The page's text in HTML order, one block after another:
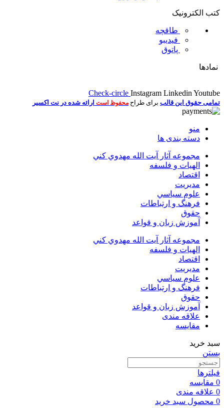
کتب الکترونیک
طاقچه
فیدیبو
پاتوق
نمادها
Check-circle Instagram Linkedin Youtube
تمامی حقوق این قالب برای طراح محفوظ است ارائه شده در نت اکسیر
منو
دسته بندی ها
مجموعه آثار آيت الله مهدوي كني
الهیات و فلسفه
اقتصاد
مديريت
علوم سياسي
فرهنگ و ارتباطات
حقوق
آموزش زبان و قواعد
مجموعه آثار آيت الله مهدوي كني
الهیات و فلسفه
اقتصاد
مديريت
علوم سياسي
فرهنگ و ارتباطات
حقوق
آموزش زبان و قواعد
علاقه مندی
مقایسه
سبد خرید
بستن
فیلترها
0 مقایسه
0 علاقه مندی
0 محصول سبد خرید